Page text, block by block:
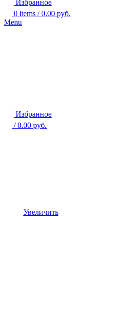
Избранное
0 items / 0.00 руб.
Menu
Избранное
/ 0.00 руб.
Увеличить